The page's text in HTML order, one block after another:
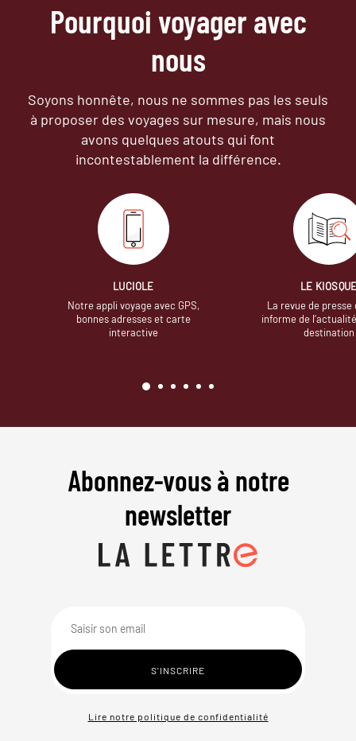
Pourquoi voyager avec
nous
Soyons honnête, nous ne sommes pas les seuls
à proposer des voyages sur mesure, mais nous
avons quelques atouts qui font
incontestablement la différence.
LUCIOLE
Notre appli voyage avec GPS,
bonnes adresses et carte
interactive
LE
La revue de presse
informe de
destination
Abonnez-vous à notre
newsletter
Lire notre politique de confidentialité